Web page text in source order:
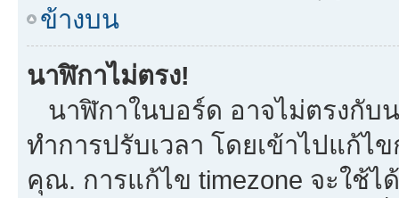
ข้างบน
นาฬิกาไม่ตรง!
นาฬิกาในบอร์ด อาจไม่ตรงกั
ทำการปรับเวลา โดยเข้าไปแก้ไ
คุณ. การแก้ไข timezone จะใช้